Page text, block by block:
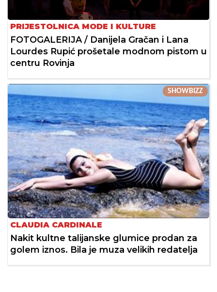
PRIJESTOLNICA MODE I KULTURE
FOTOGALERIJA / Danijela Gračan i Lana
Lourdes Rupić prošetale modnom pistom u
centru Rovinja
SHOWBIZZ
CLAUDIA CARDINALE
Nakit kultne talijanske glumice prodan za
golem iznos. Bila je muza velikih redatelja